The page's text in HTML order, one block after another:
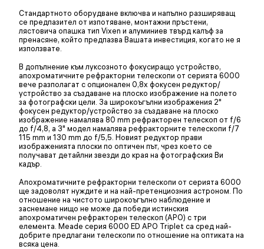
Стандартното оборудване включва и напълно разширяващ
се предпазител от изпотяване, монтажни пръстени,
лястовича опашка тип Vixen и алуминиев твърд калъф за
пренасяне, който предпазва Вашата инвестиция, когато не я
използвате.
В допълнение към луксозното фокусиращо устройство,
апохроматичните рефракторни телескопи от серията 6000
вече разполагат с опционален 0,8x фокусен редуктор/
устройство за създаване на плоско изображение на полето
за фотографски цели. За широкоъгълни изображения 2"
фокусен редуктор/устройство за създаване на плоско
изображение намалява 80 mm рефракторен телескоп от f/6
до f/4,8, а 3" модел намалява рефракторните телескопи f/7
115 mm и 130 mm до f/5,5. Новият редуктор прави
изображенията плоски по оптичен път, чрез което се
получават детайлни звезди до края на фотографския Ви
кадър.
Апохроматичните рефракторни телескопи от серията 6000
ще задоволят нуждите и на най-претенциозния астроном. По
отношение на чистото широкоъгълно наблюдение и
заснемане нищо не може да победи истинския
апохроматичен рефракторен телескоп (APO) с три
елемента. Meade серия 6000 ED APO Triplet са сред най-
добрите предлагани телескопи по отношение на оптиката на
всяка цена.